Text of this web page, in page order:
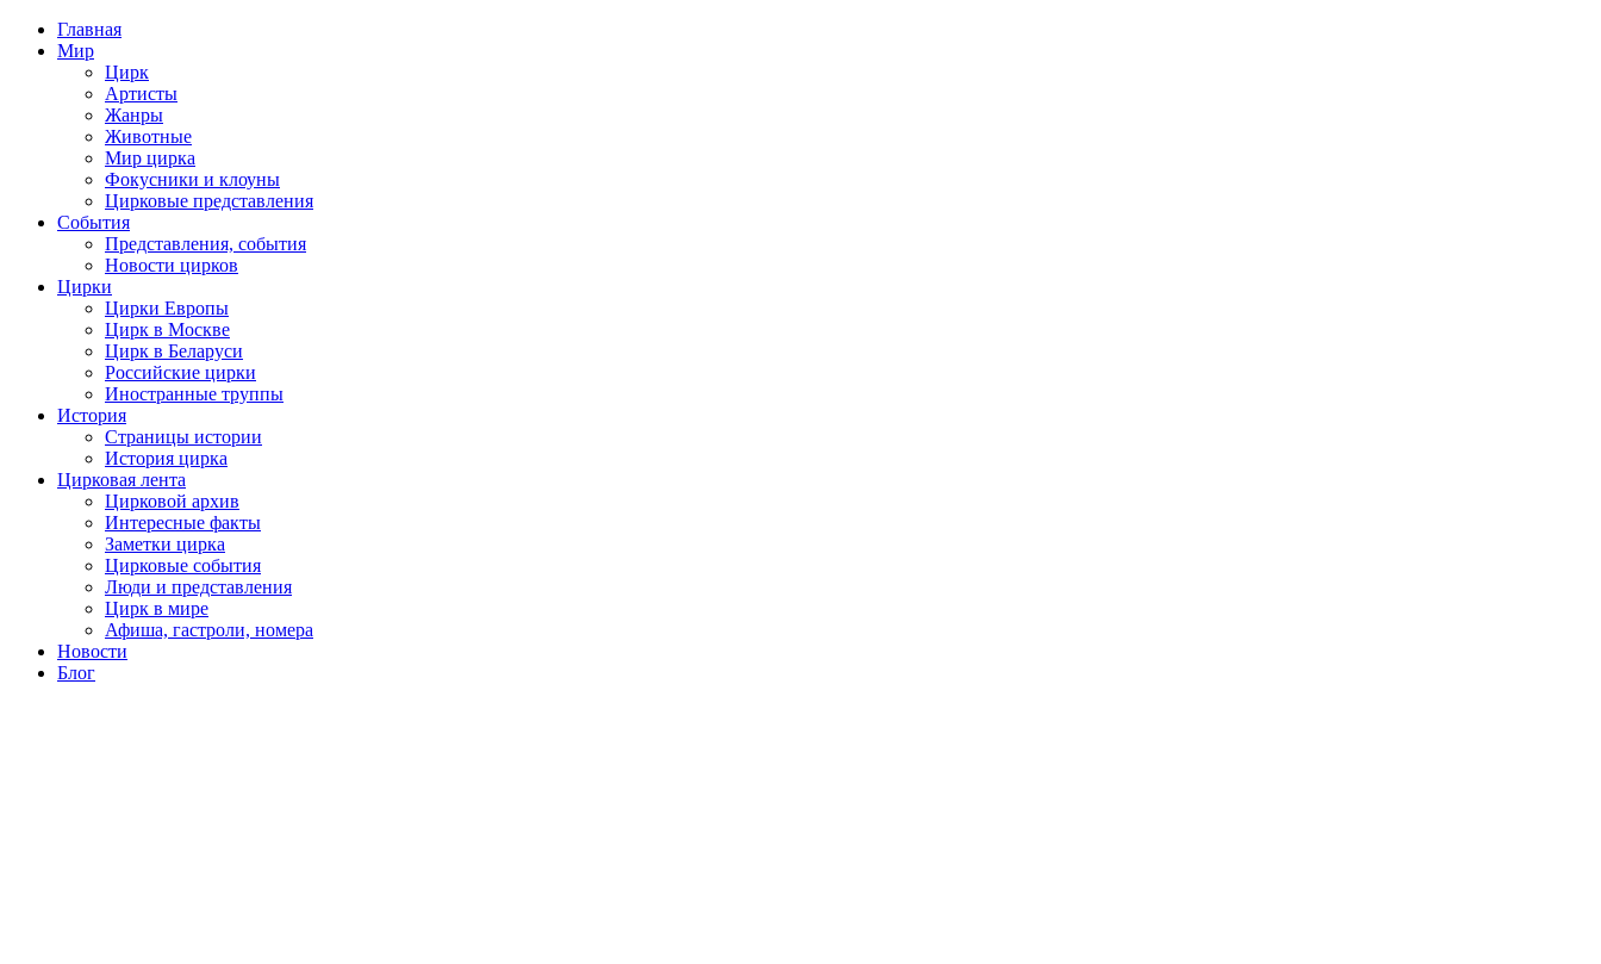
Главная
Мир
Цирк
Артисты
Жанры
Животные
Мир цирка
Фокусники и клоуны
Цирковые представления
События
Представления, события
Новости цирков
Цирки
Цирки Европы
Цирк в Москве
Цирк в Беларуси
Российские цирки
Иностранные труппы
История
Страницы истории
История цирка
Цирковая лента
Цирковой архив
Интересные факты
Заметки цирка
Цирковые события
Люди и представления
Цирк в мире
Афиша, гастроли, номера
Новости
Блог